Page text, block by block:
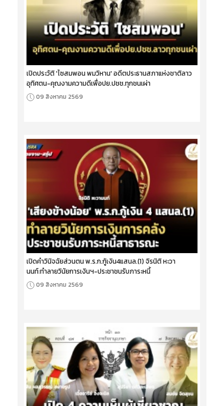
เปิดประวัติ 'ไซสมพอน พมวิหาน' อดีตประธานสภาแห่งชาติลาว
อุทิศตน-คุณงามความดีเพื่อปย.ปชช.ทุกชนเผ่า
09 สิงหาคม 2569
เปิดคำวินิจฉัยส่วนตน พ.ร.ก.กู้เงิน4แสนล.(1) จิรนิติ หะวา
นนท์:ทำลายวินัยการเงินฯ-ประชาชนรับภาระหนี้
09 สิงหาคม 2569